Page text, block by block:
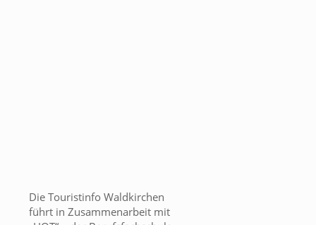
Die Touristinfo Waldkirchen
führt in Zusammenarbeit mit